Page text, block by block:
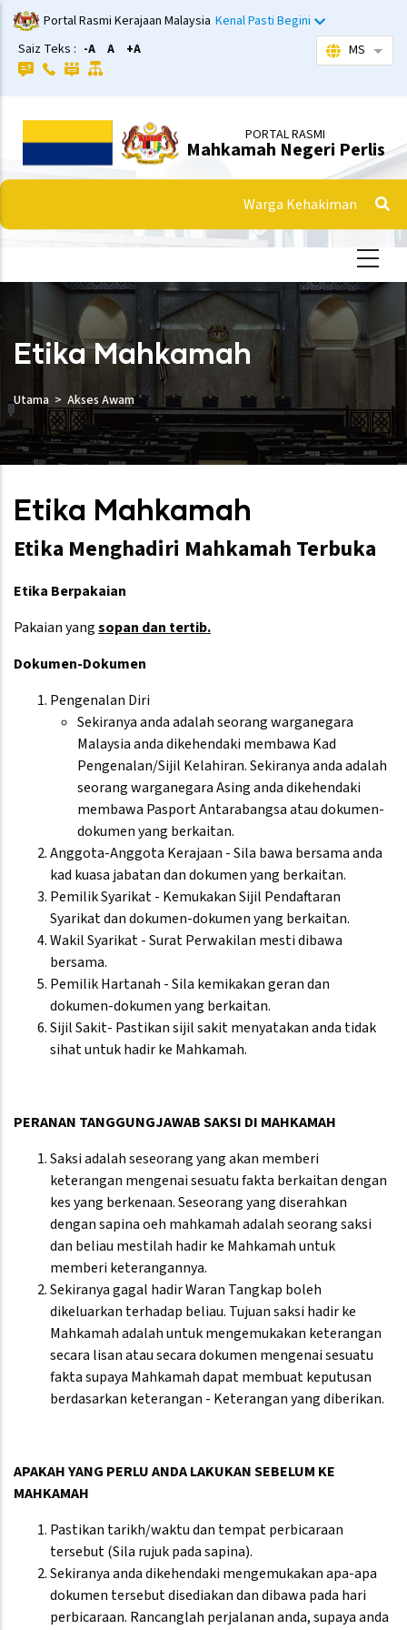
Langkau
ke
kandungan
utama
Portal Rasmi Kerajaan Malaysia Kenal Pasti Begini
Saiz Teks : -A A +A MS
PORTAL RASMI
Mahkamah Negeri Perlis
Warga Kehakiman
Etika Mahkamah
Utama Akses Awam
Etika Mahkamah
Etika Menghadiri Mahkamah Terbuka
Etika Berpakaian
Pakaian yangsopan dan tertib.
Dokumen-Dokumen
Pengenalan Diri
Sekiranya anda adalah seorang warganegara
Malaysia anda dikehendaki membawa Kad
Pengenalan/Sijil Kelahiran. Sekiranya anda adalah
seorang warganegara Asing anda dikehendaki
membawa Pasport Antarabangsa atau dokumen-
dokumen yang berkaitan.
Anggota-Anggota Kerajaan - Sila bawa bersama anda
kad kuasa jabatan dan dokumen yang berkaitan.
Pemilik Syarikat - Kemukakan Sijil Pendaftaran
Syarikat dan dokumen-dokumen yang berkaitan.
Wakil Syarikat - Surat Perwakilan mesti dibawa
bersama.
Pemilik Hartanah - Sila kemikakan geran dan
dokumen-dokumen yang berkaitan.
Sijil Sakit- Pastikan sijil sakit menyatakan anda tidak
sihat untuk hadir ke Mahkamah.
PERANAN TANGGUNGJAWAB SAKSI DI MAHKAMAH
Saksi adalah seseorang yang akan memberi
keterangan mengenai sesuatu fakta berkaitan dengan
kes yang berkenaan. Seseorang yang diserahkan
dengan sapina oeh mahkamah adalah seorang saksi
dan beliau mestilah hadir ke Mahkamah untuk
memberi keterangannya.
Sekiranya gagal hadir Waran Tangkap boleh
dikeluarkan terhadap beliau. Tujuan saksi hadir ke
Mahkamah adalah untuk mengemukakan keterangan
secara lisan atau secara dokumen mengenai sesuatu
fakta supaya Mahkamah dapat membuat keputusan
berdasarkan keterangan - Keterangan yang diberikan.
APAKAH YANG PERLU ANDA LAKUKAN SEBELUM KE
MAHKAMAH
Pastikan tarikh/waktu dan tempat perbicaraan
tersebut (Sila rujuk pada sapina).
Sekiranya anda dikehendaki mengemukakan apa-apa
dokumen tersebut disediakan dan dibawa pada hari
perbicaraan. Rancanglah perjalanan anda, supaya anda